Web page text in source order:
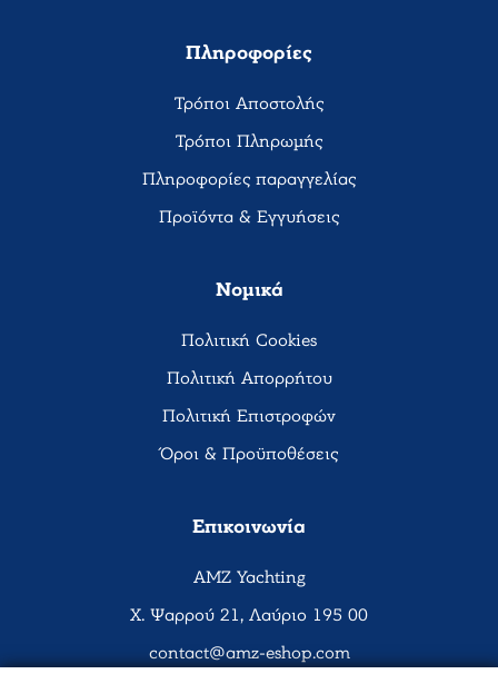
Πληροφορίες
Τρόποι Αποστολής
Τρόποι Πληρωμής
Πληροφορίες παραγγελίας
Προϊόντα & Εγγυήσεις
Νομικά
Πολιτική Cookies
Πολιτική Απορρήτου
Πολιτική Επιστροφών
Όροι & Προϋποθέσεις
Επικοινωνία
AMZ Yachting
Χ. Ψαρρού 21, Λαύριο 195 00
contact@amz-eshop.com